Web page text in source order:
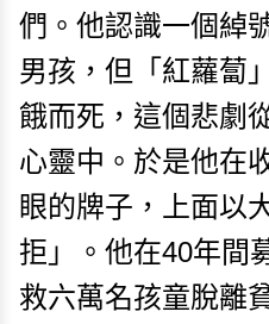
們。他認識一個綽
男孩，但「紅蘿蔔
餓而死，這個悲劇
心靈中。於是他在
眼的牌子，上面以
拒」。他在40年間
救六萬名孩童脫離